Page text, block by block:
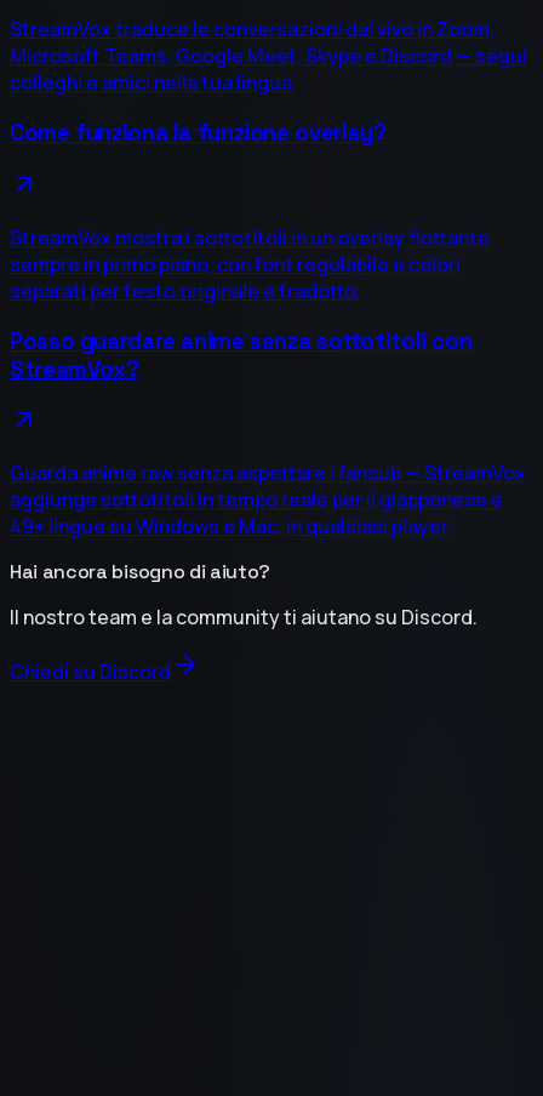
StreamVox traduce le conversazioni dal vivo in Zoom,
Microsoft Teams, Google Meet, Skype e Discord — segui
colleghi e amici nella tua lingua.
Come funziona la funzione overlay?
StreamVox mostra i sottotitoli in un overlay flottante
sempre in primo piano, con font regolabile e colori
separati per testo originale e tradotto.
Posso guardare anime senza sottotitoli con
StreamVox?
Guarda anime raw senza aspettare i fansub — StreamVox
aggiunge sottotitoli in tempo reale per il giapponese e
49+ lingue su Windows e Mac, in qualsiasi player.
Hai ancora bisogno di aiuto?
Il nostro team e la community ti aiutano su Discord.
Chiedi su Discord